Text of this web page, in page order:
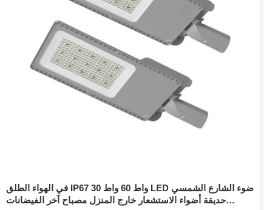
في الهواء الطلق IP67 30 واط 60 واط LED ضوء الشارع الشمسي
حديقة أضواء الاستشعار خارج المنزل مصباح آخر الفيضانات